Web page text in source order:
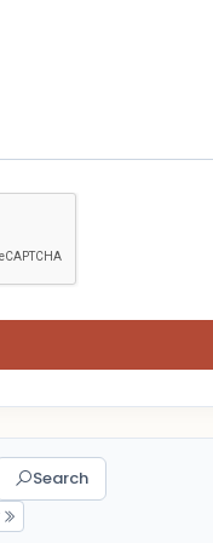
Search